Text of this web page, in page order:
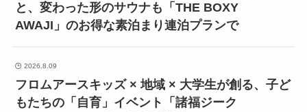
と、変わった形のサウナも「THE BOXY
AWAJI」のお得な素泊まり連泊プランで
2026.8.09
フロムアースキッズ × 地域 × 大学生が創る、子ど
もたちの「自育」イベント「諸福ジーク